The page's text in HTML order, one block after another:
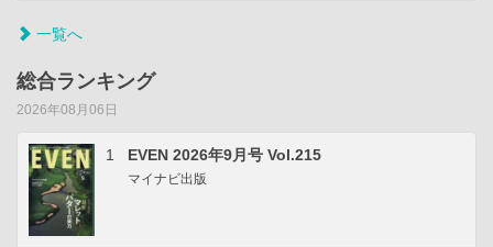
一覧へ
総合ランキング
2026年08月06日
1 EVEN 2026年9月号 Vol.215
マイナビ出版